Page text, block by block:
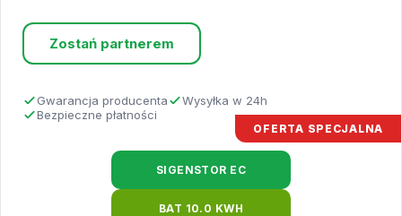
Zostań partnerem
Gwarancja producenta
Wysyłka w 24h
Bezpieczne płatności
OFERTA SPECJALNA
SIGENSTOR EC
BAT 10.0 KWH